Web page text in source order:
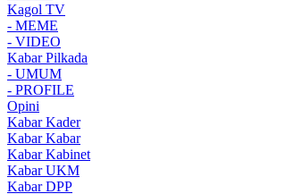
Kagol TV
- MEME
- VIDEO
Kabar Pilkada
- UMUM
- PROFILE
Opini
Kabar Kader
Kabar Kabar
Kabar Kabinet
Kabar UKM
Kabar DPP